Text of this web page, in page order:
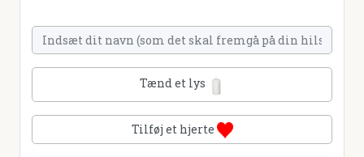
Tænd et lys
Tilføj et hjerte